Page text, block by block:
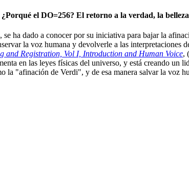
¿Porqué el DO=256? El retorno a la verdad, la
ha dado a conocer por su iniciativa para bajar la
la voz humana y devolverle a las interpretaciones
and Registration, Vol I, Introduction and Human Voice,
en las leyes físicas del universo, y está creando un
la "afinación de Verdi", y de esa manera salvar la voz